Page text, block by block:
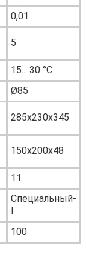
0,01
5
15... 30 °С
Ø85
285х230х345
150х200х48
11
Специальный-
I
100